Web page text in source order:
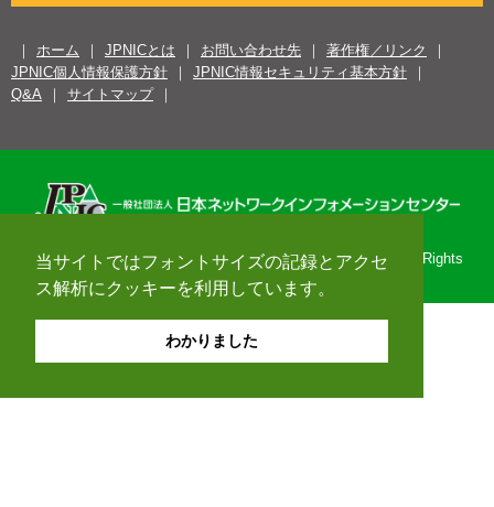
当サイトではフォントサイズの記録とアクセ
ス解析にクッキーを利用しています。
わかりました
ホーム JPNICとは お問い合わせ先
著作権／リンク
JPNIC個人情報保護方針
JPNIC情報セキュリティ基本方針
Q&A
サイトマップ
Copyright© 1996-2026 Japan Network Information Center. All Rights
Reserved.